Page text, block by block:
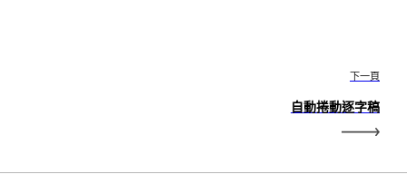
下一頁
自動捲動逐字稿